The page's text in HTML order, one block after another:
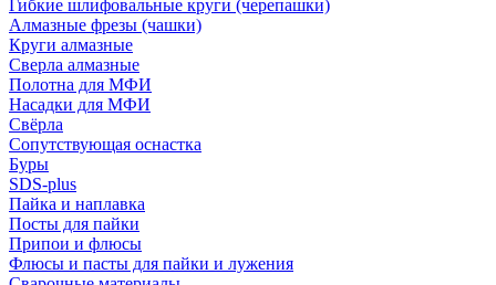
Гибкие шлифовальные круги (черепашки)
Алмазные фрезы (чашки)
Круги алмазные
Сверла алмазные
Полотна для МФИ
Насадки для МФИ
Свёрла
Сопутствующая оснастка
Буры
SDS-plus
Пайка и наплавка
Посты для пайки
Припои и флюсы
Флюсы и пасты для пайки и лужения